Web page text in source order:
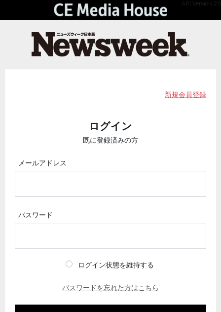
API Version 2.0
新規会員登録
ログイン
既に登録済みの方
メールアドレス
パスワード
ログイン状態を維持する
パスワードを忘れた方はこちら